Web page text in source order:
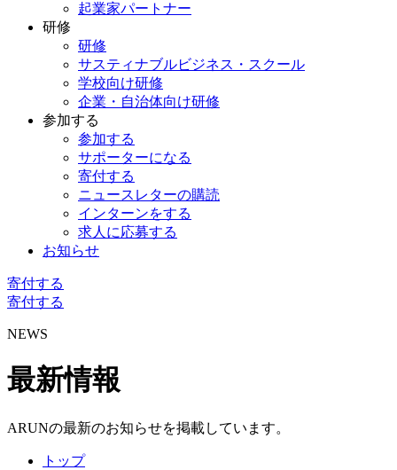
起業家パートナー
研修
研修
サスティナブルビジネス・スクール
学校向け研修
企業・自治体向け研修
参加する
参加する
サポーターになる
寄付する
ニュースレターの購読
インターンをする
求人に応募する
お知らせ
寄付する
寄付する
NEWS
最新情報
ARUNの最新のお知らせを掲載しています。
トップ